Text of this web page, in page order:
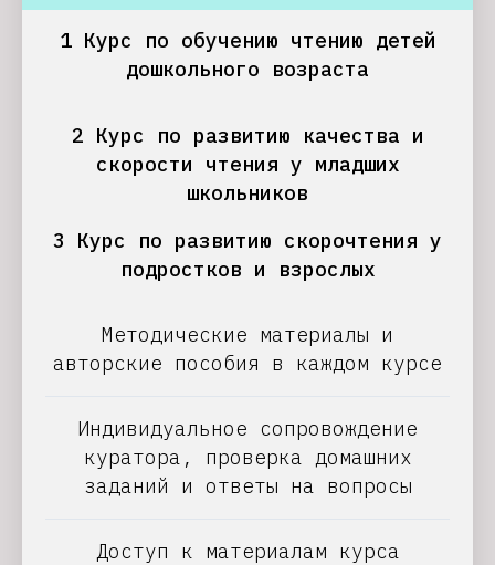
1 Курс по обучению чтению детей
дошкольного возраста
2 Курс по развитию качества и
скорости чтения у младших
школьников
3 Курс по развитию скорочтения у
подростков и взрослых
Методические материалы и
авторские пособия в каждом курсе
Индивидуальное сопровождение
куратора, проверка домашних
заданий и ответы на вопросы
Доступ к материалам курса